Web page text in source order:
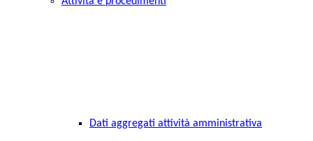
Dati aggregati attività amministrativa